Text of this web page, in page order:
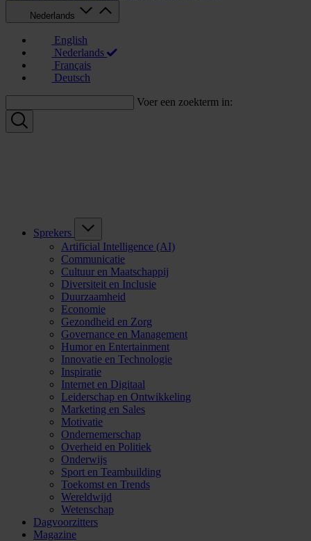
Nederlands
English
Nederlands
Français
Deutsch
Voer een zoekterm in:
Sprekers
Artificial Intelligence (AI)
Communicatie
Cultuur en Maatschappij
Diversiteit en Inclusie
Duurzaamheid
Economie
Gezondheid en Zorg
Governance en Management
Humor en Entertainment
Innovatie en Technologie
Inspiratie
Internet en Digitaal
Leiderschap en Ontwikkeling
Marketing en Sales
Motivatie
Ondernemerschap
Overheid en Politiek
Onderwijs
Sport en Teambuilding
Toekomst en Trends
Wereldwijd
Wetenschap
Dagvoorzitters
Magazine